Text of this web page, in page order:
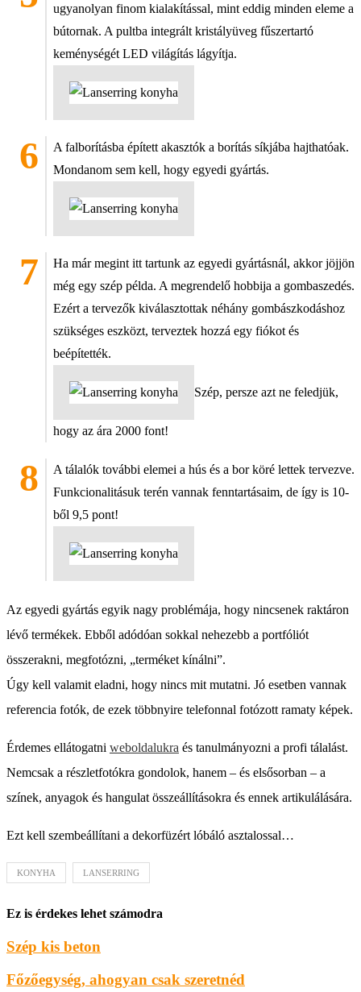
ugyanolyan finom kialakítással, mint eddig minden eleme a
bútornak. A pultba integrált kristályüveg fűszertartó
keménységét LED világítás lágyítja.
A falborításba épített akasztók a borítás síkjába hajthatóak.
Mondanom sem kell, hogy egyedi gyártás.
Ha már megint itt tartunk az egyedi gyártásnál, akkor jöjjön
még egy szép példa. A megrendelő hobbija a gombaszedés.
Ezért a tervezők kiválasztottak néhány gombászkodáshoz
szükséges eszközt, terveztek hozzá egy fiókot és
beépítették.
Szép, persze azt ne feledjük,
hogy az ára 2000 font!
A tálalók további elemei a hús és a bor köré lettek tervezve.
Funkcionalitásuk terén vannak fenntartásaim, de így is 10-
ből 9,5 pont!
Az egyedi gyártás egyik nagy problémája, hogy nincsenek raktáron
lévő termékek. Ebből adódóan sokkal nehezebb a portfóliót
összerakni, megfotózni, „terméket kínálni”.
Úgy kell valamit eladni, hogy nincs mit mutatni. Jó esetben vannak
referencia fotók, de ezek többnyire telefonnal fotózott ramaty képek.
Érdemes ellátogatni weboldalukra és tanulmányozni a profi tálalást.
Nemcsak a részletfotókra gondolok, hanem – és elsősorban – a
színek, anyagok és hangulat összeállításokra és ennek artikulálására.
Ezt kell szembeállítani a dekorfüzért lóbáló asztalossal…
KONYHA LANSERRING
Ez is érdekes lehet számodra
Szép kis beton
Főzőegység, ahogyan csak szeretnéd